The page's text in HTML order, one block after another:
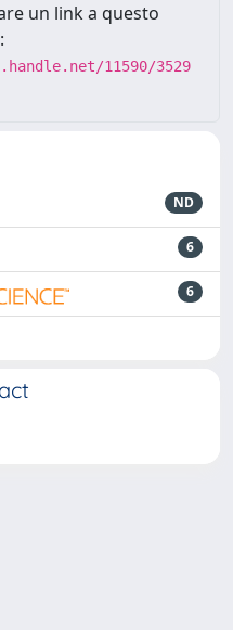
un link a questo
11590/3529
ND
6
6